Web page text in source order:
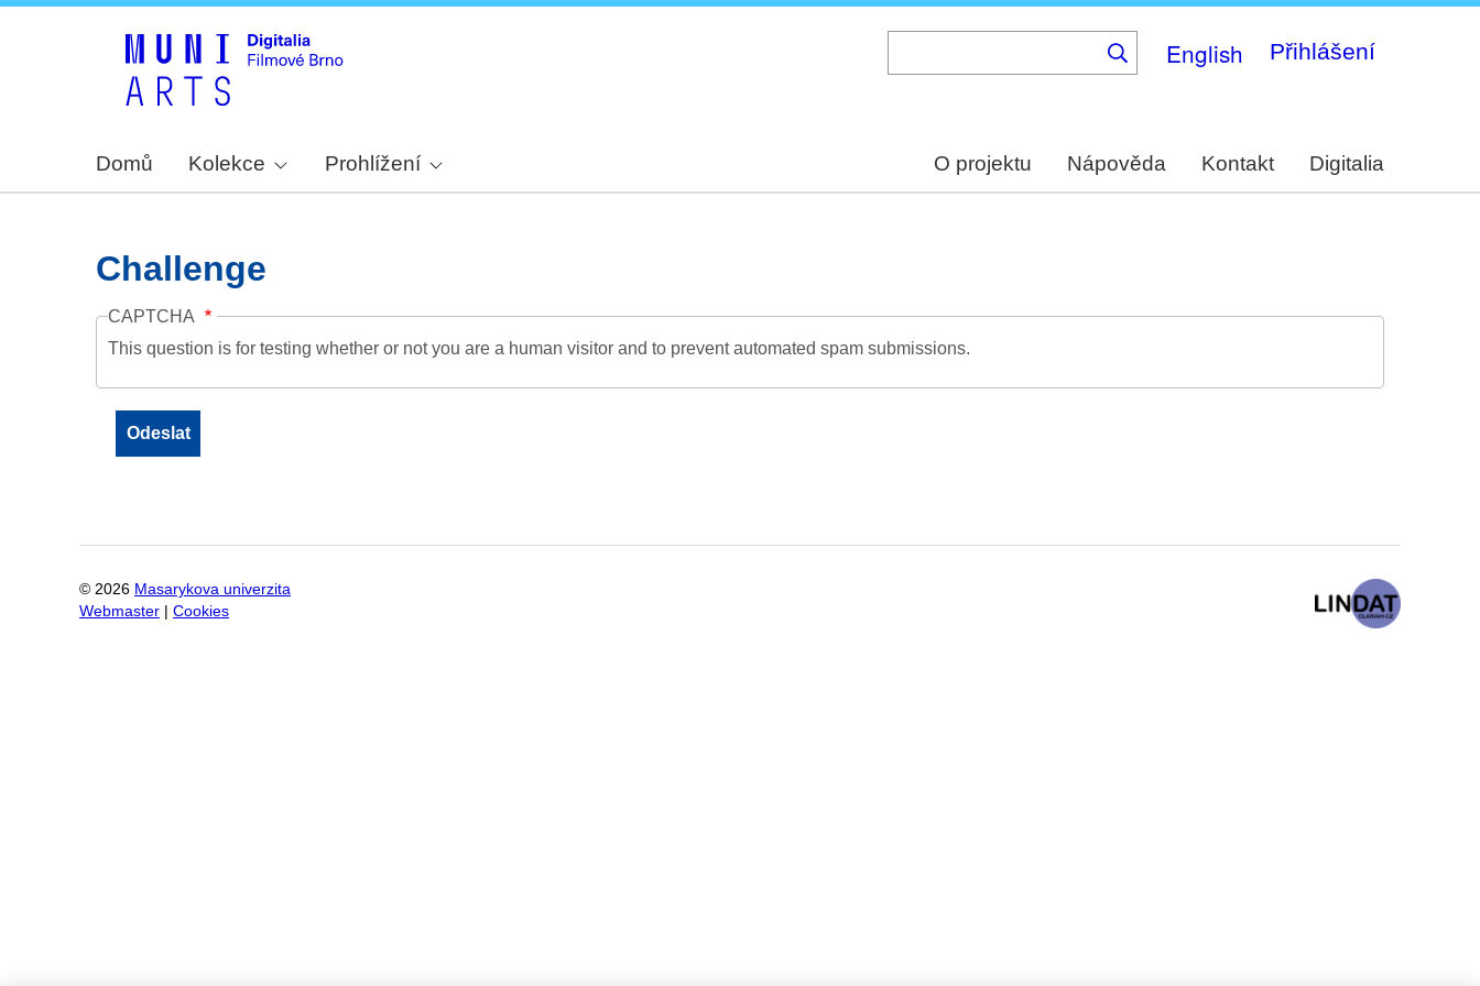
English Přihlášení
Domů Kolekce Prohlížení O projektu Nápověda Kontakt Digitalia
Challenge
CAPTCHA
This question is for testing whether or not you are a human visitor and to prevent automated spam submissions.
© 2026 Masarykova univerzita
Webmaster
Cookies